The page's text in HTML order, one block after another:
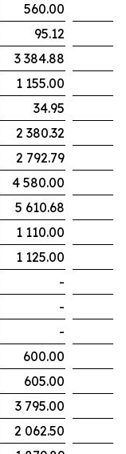
560.00
95.12
3 384.88
1 155.00
34.95
2 380.32
2 792.79
4 580.00
5 610.68
1 110.00
1 125.00
-
-
-
600.00
605.00
3 795.00
2 062.50